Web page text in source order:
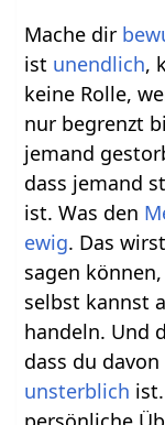
Mache dir
ist unendlich,
keine Rolle,
nur begrenzt
jemand
dass jemand
ist. Was den
ewig. Das
sagen
selbst kannst
handeln. Und
dass du
unsterblich